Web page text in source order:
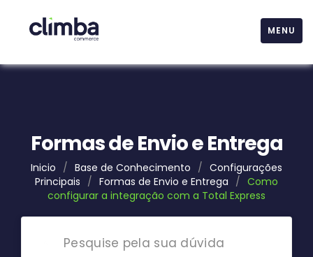
MENU
Formas de Envio e Entrega
Inicio / Base de Conhecimento / Configurações
Principais / Formas de Envio e Entrega / Como
configurar a integração com a Total Express